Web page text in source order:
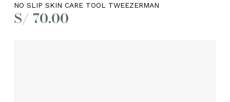
NO SLIP SKIN CARE TOOL TWEEZERMAN
S/ 70.00